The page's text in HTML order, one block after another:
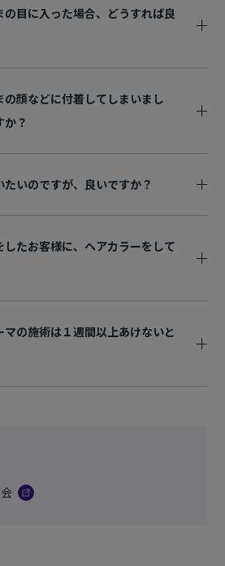
目に入った場合、どうすれば良
顔などに付着してしまいまし
？
いのですが、良いですか？
たお客様に、ヘアカラーをして
の施術は１週間以上あけないと